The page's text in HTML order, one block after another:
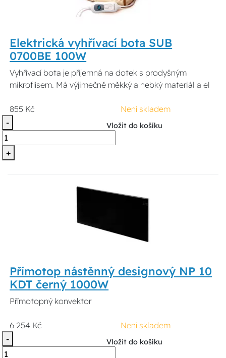
Elektrická vyhřívací bota SUB
0700BE 100W
Vyhřívací bota je příjemná na dotek s prodyšným
mikroflísem. Má výjimečně měkký a hebký materiál a el
855 Kč
Není skladem
-
+
Vložit do košíku
Přímotop nástěnný designový NP 10
KDT černý 1000W
Přímotopný konvektor
6 254 Kč
Není skladem
-
Vložit do košíku